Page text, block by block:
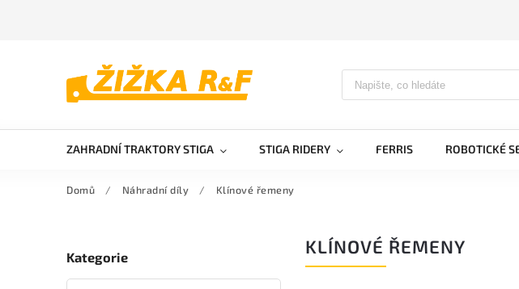
ZAHRADNÍ TRAKTORY STIGA STIGA RIDERY FERRIS ROBOTICKÉ
Domů / Náhradní díly / Klínové řemeny
Kategorie KLÍNOVÉ ŘEMENY